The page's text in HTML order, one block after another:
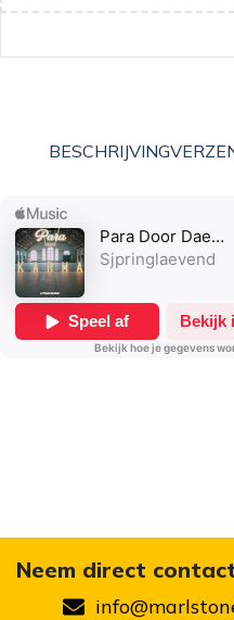
BESCHRIJVING
Neem direct